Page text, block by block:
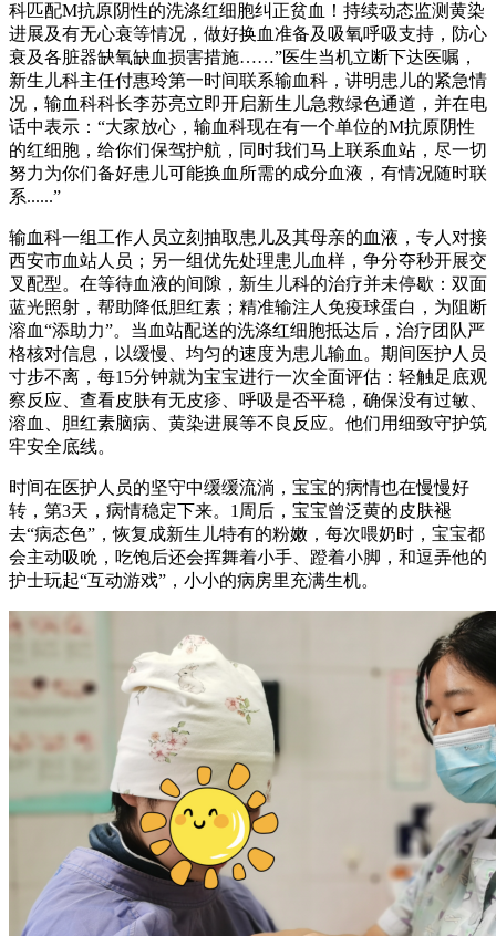
科匹配M抗原阴性的洗涤红细胞纠正贫血！持续动态监测黄染
进展及有无心衰等情况，做好换血准备及吸氧呼吸支持，防心
衰及各脏器缺氧缺血损害措施……”医生当机立断下达医嘱，
新生儿科主任付惠玲第一时间联系输血科，讲明患儿的紧急情
况，输血科科长李苏亮立即开启新生儿急救绿色通道，并在电
话中表示：“大家放心，输血科现在有一个单位的M抗原阴性
的红细胞，给你们保驾护航，同时我们马上联系血站，尽一切
努力为你们备好患儿可能换血所需的成分血液，有情况随时联
系......”
输血科一组工作人员立刻抽取患儿及其母亲的血液，专人对接
西安市血站人员；另一组优先处理患儿血样，争分夺秒开展交
叉配型。在等待血液的间隙，新生儿科的治疗并未停歇：双面
蓝光照射，帮助降低胆红素；精准输注人免疫球蛋白，为阻断
溶血“添助力”。当血站配送的洗涤红细胞抵达后，治疗团队严
格核对信息，以缓慢、均匀的速度为患儿输血。期间医护人员
寸步不离，每15分钟就为宝宝进行一次全面评估：轻触足底观
察反应、查看皮肤有无皮疹、呼吸是否平稳，确保没有过敏、
溶血、胆红素脑病、黄染进展等不良反应。他们用细致守护筑
牢安全底线。
时间在医护人员的坚守中缓缓流淌，宝宝的病情也在慢慢好
转，第3天，病情稳定下来。1周后，宝宝曾泛黄的皮肤褪
去“病态色”，恢复成新生儿特有的粉嫩，每次喂奶时，宝宝都
会主动吸吮，吃饱后还会挥舞着小手、蹬着小脚，和逗弄他的
护士玩起“互动游戏”，小小的病房里充满生机。